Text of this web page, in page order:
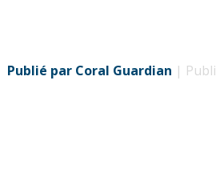
Publié par Coral Guardian |